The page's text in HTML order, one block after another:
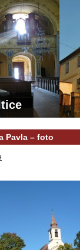
Pavla – foto